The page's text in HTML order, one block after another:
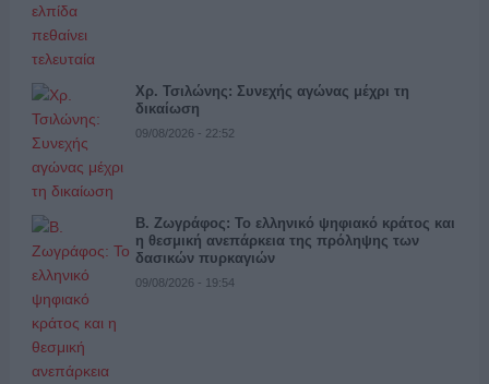
Χρ. Τσιλώνης: Συνεχής αγώνας μέχρι τη
δικαίωση
09/08/2026 - 22:52
Β. Ζωγράφος: Το ελληνικό ψηφιακό κράτος και
η θεσμική ανεπάρκεια της πρόληψης των
δασικών πυρκαγιών
09/08/2026 - 19:54